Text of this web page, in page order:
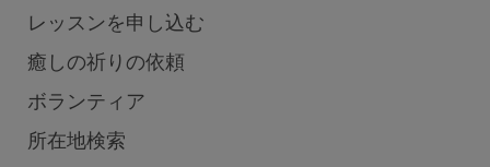
レッスンを申し込む
癒しの祈りの依頼
ボランティア
所在地検索